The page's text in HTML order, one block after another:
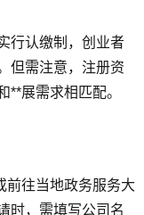
行认缴制，创业者
但需注意，注册资
**展需求相匹配。
前往当地政务服务大
时，需填写公司名